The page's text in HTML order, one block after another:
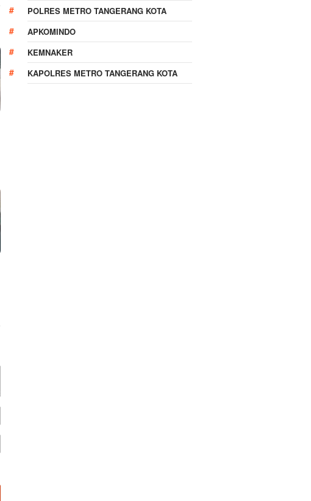
POLRES METRO TANGERANG KOTA
APKOMINDO
KEMNAKER
KAPOLRES METRO TANGERANG KOTA